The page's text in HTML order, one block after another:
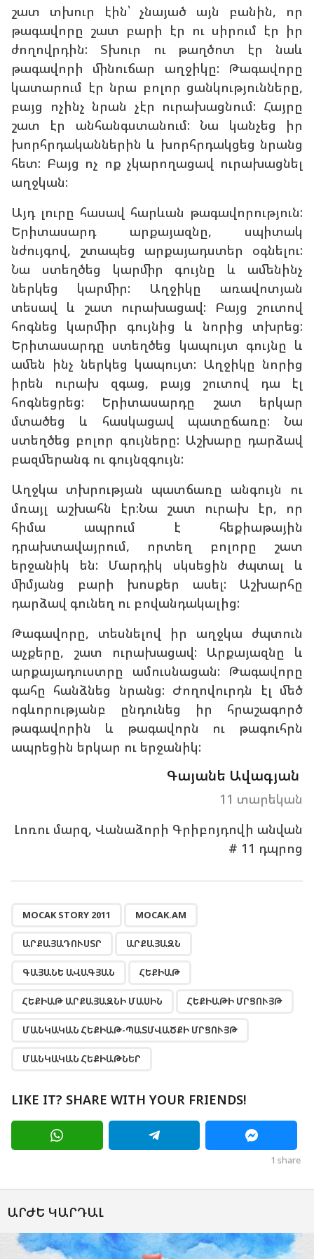
շատ տխուր էին՝ չնայած այն բանին, որ
թագավորը շատ բարի էր ու սիրում էր իր
ժողովրդին: Տխուր ու թաղծոտ էր նաև
թագավորի մինուճար աղջիկը: Թագավորը
կատարում էր նրա բոլոր ցանկությունները,
բայց ոչինչ նրան չէր ուրախացնում: Հայրը
շատ էր անհանգստանում: Նա կանչեց իր
խորհրդականներին և խորհրդակցեց նրանց
հետ: Բայց ոչ ոք չկարողացավ ուրախացնել
աղջկան:
Այդ լուրը հասավ հարևան թագավորություն:
Երիտասարդ արքայազնը, սպիտակ
նժույգով, շտապեց արքայադստեր օգնելու:
Նա ստեղծեց կարմիր գույնը և ամենինչ
ներկեց կարմիր: Աղջիկը առավոտյան
տեսավ և շատ ուրախացավ: Բայց շուտով
հոգնեց կարմիր գույնից և նորից տխրեց:
Երիտասարդը ստեղծեց կապույտ գույնը և
ամեն ինչ ներկեց կապույտ: Աղջիկը նորից
իրեն ուրախ զգաց, բայց շուտով դա էլ
հոգնեցրեց: Երիտասարդը շատ երկար
մտածեց և հասկացավ պատըճառը: Նա
ստեղծեց բոլոր գույները: Աշխարը դարձավ
բազմերանգ ու գույնզգույն:
Աղջկա տխրության պատճառը անգույն ու
մռայլ աշխահն էր:Նա շատ ուրախ էր, որ
հիմա ապրում է հեքիաթային
դրախտավայրում, որտեղ բոլորը շատ
երջանիկ են: Մարդիկ սկսեցին ժպտալ և
միմյանց բարի խոսքեր ասել: Աշխարհը
դարձավ գունեղ ու բովանդակալից:
Թագավորը, տեսնելով իր աղջկա ժպտուն
աչքերը, շատ ուրախացավ: Արքայազնը և
արքայադուստրը ամուսնացան: Թագավորը
գահը հանձնեց նրանց: Ժողովուրդն էլ մեծ
ոգևորությանբ ընդունեց իր հրաշագործ
թագավորին և թագավորն ու թագուհրն
ապրեցին երկար ու երջանիկ:
Գայանե Ավագյան
11 տարեկան
Լոռու մարզ, Վանաձորի Գրիբոյդովի անվան
# 11 դպրոց
MOCAK STORY 2011 MOCAK.AM
ԱՐՔԱՅԱԴՈՒՍՏՐ ԱՐՔԱՅԱԶՆ
ԳԱՅԱՆԵ ԱՎԱԳՅԱՆ ՀԵՔԻԱԹ
ՀԵՔԻԱԹ ԱՐՔԱՅԱԶՆԻ ՄԱՍԻՆ ՀԵՔԻԱԹԻ ՄՐՑՈՒՅԹ
ՄԱՆԿԱԿԱՆ ՀԵՔԻԱԹ-ՊԱՏՄՎԱԾՔԻ ՄՐՑՈՒՅԹ
ՄԱՆԿԱԿԱՆ ՀԵՔԻԱԹՆԵՐ
LIKE IT? SHARE WITH YOUR FRIENDS!
1 share
ԱՐԺԵ ԿԱՐԴԱԼ